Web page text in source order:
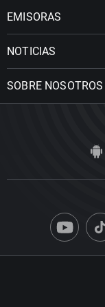
EMISORAS
NOTICIAS
SOBRE NOSOTROS